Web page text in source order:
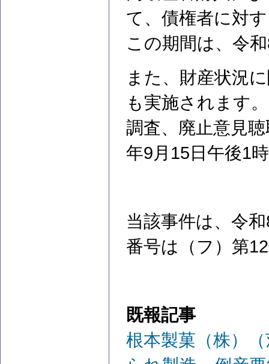
て、債権者に対
この期間は、令
また、財産状況
も実施されます
調査、廃止意見
年9月15日午後1
当該事件は、令
番号は（フ）第
既報記事
根本製菓（株）